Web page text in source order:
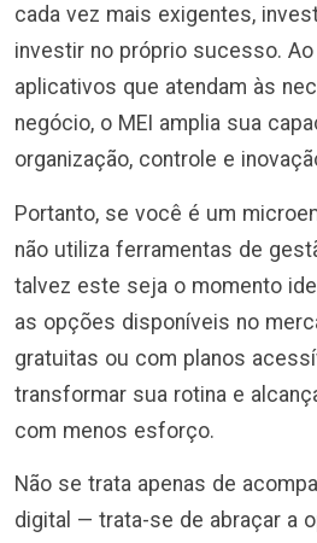
cada vez mais exigentes,
investir no próprio sucesso.
aplicativos que atendam às
negócio, o MEI amplia sua
organização, controle e
Portanto, se você é um
não utiliza ferramentas de
talvez este seja o momento
as opções disponíveis no
gratuitas ou com planos
transformar sua rotina e
com menos esforço.
Não se trata apenas de
digital — trata-se de abraçar a